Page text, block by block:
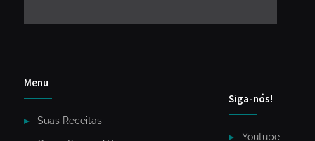
Menu
Suas Receitas
Siga-nós!
Youtube